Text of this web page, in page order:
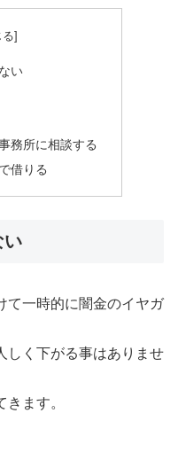
い
務所に相談する
借りる
い
て一時的に闇金のイヤガ
しく下がる事はありませ
ます。